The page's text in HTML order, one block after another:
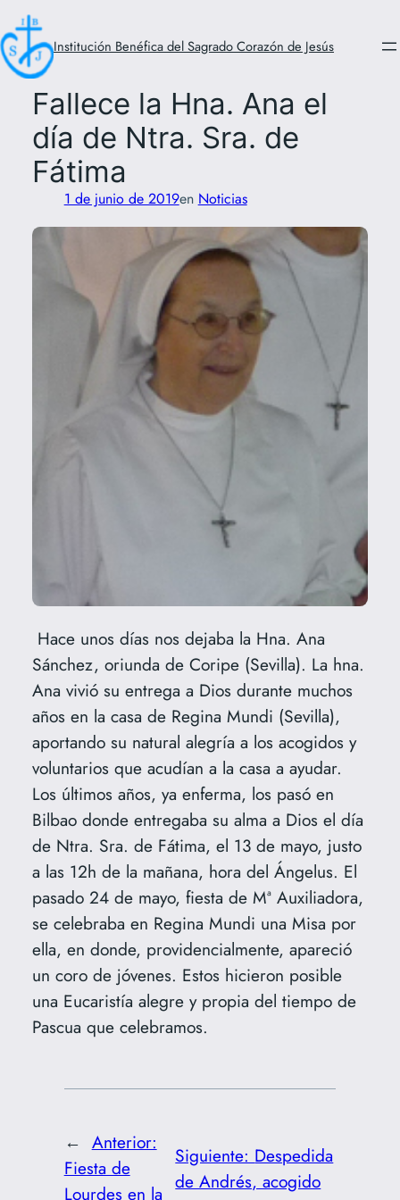
Saltar
al
contenido
Institución Benéfica del Sagrado Corazón de Jesús
Fallece la Hna. Ana el
día de Ntra. Sra. de
Fátima
1 de junio de 2019en Noticias
Hace unos días nos dejaba la Hna. Ana
Sánchez, oriunda de Coripe (Sevilla). La hna.
Ana vivió su entrega a Dios durante muchos
años en la casa de Regina Mundi (Sevilla),
aportando su natural alegría a los acogidos y
voluntarios que acudían a la casa a ayudar.
Los últimos años, ya enferma, los pasó en
Bilbao donde entregaba su alma a Dios el día
de Ntra. Sra. de Fátima, el 13 de mayo, justo
a las 12h de la mañana, hora del Ángelus. El
pasado 24 de mayo, fiesta de Mª Auxiliadora,
se celebraba en Regina Mundi una Misa por
ella, en donde, providencialmente, apareció
un coro de jóvenes. Estos hicieron posible
una Eucaristía alegre y propia del tiempo de
Pascua que celebramos.
← Anterior:
Fiesta de
Lourdes en la
Siguiente: Despedida
de Andrés, acogido